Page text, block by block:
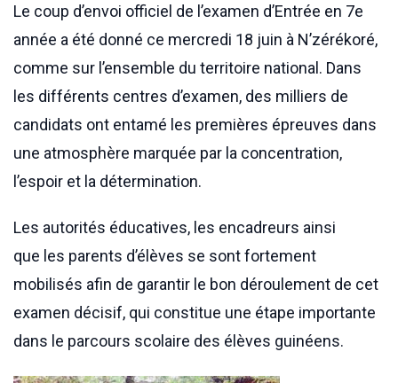
Le coup d’envoi officiel de l’examen d’Entrée en 7e
année a été donné ce mercredi 18 juin à N’zérékoré,
comme sur l’ensemble du territoire national. Dans
les différents centres d’examen, des milliers de
candidats ont entamé les premières épreuves dans
une atmosphère marquée par la concentration,
l’espoir et la détermination.
Les autorités éducatives, les encadreurs ainsi
que les parents d’élèves se sont fortement
mobilisés afin de garantir le bon déroulement de cet
examen décisif, qui constitue une étape importante
dans le parcours scolaire des élèves guinéens.